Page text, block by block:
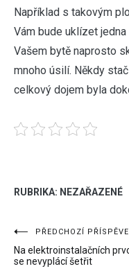
Například s takovým
Vám bude uklízet
Vašem bytě naprosto
mnoho úsilí. Někdy
celkový dojem byla
RUBRIKA: NEZAŘAZENÉ
Navigace
pro
PŘEDCHOZÍ
Na elektroinstalačních
se nevyplácí šetřit